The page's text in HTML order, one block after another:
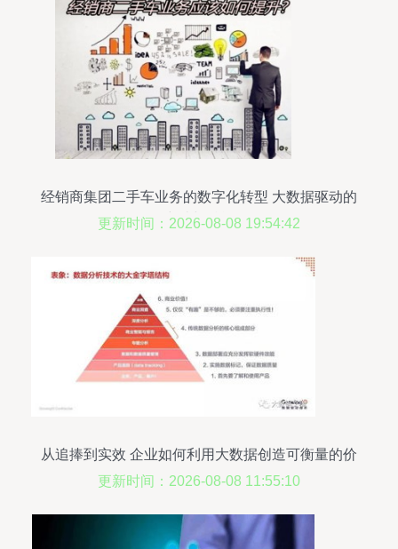
经销商集团二手车业务的数字化转型 大数据驱动的
突破与赋能
更新时间：2026-08-08 19:54:42
从追捧到实效 企业如何利用大数据创造可衡量的价
值
更新时间：2026-08-08 11:55:10